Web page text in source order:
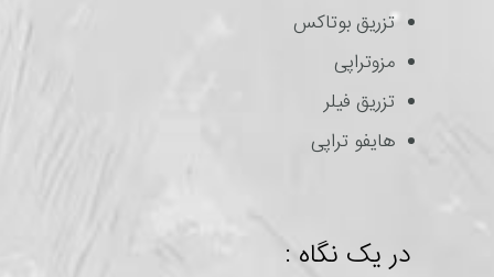
تزریق بوتاکس
مزوتراپی
تزریق فیلر
هایفو تراپی
در یک نگاه :